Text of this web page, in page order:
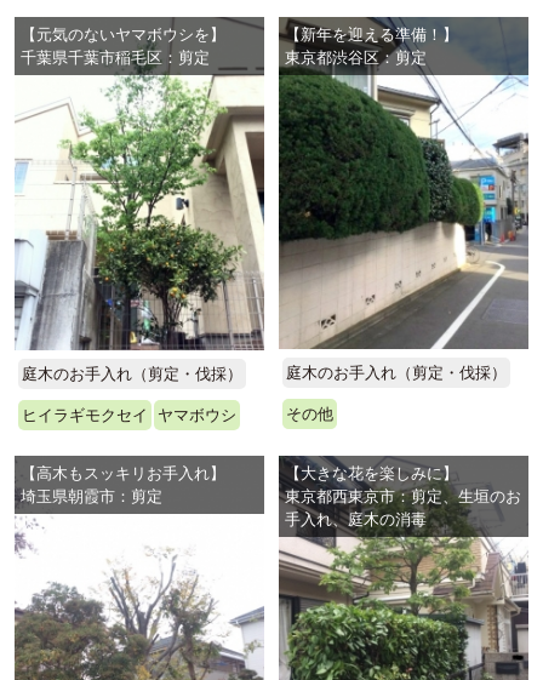
【元気のないヤマボウシを】
千葉県千葉市稲毛区：剪定
庭木のお手入れ（剪定・伐採）
ヒイラギモクセイ ヤマボウシ
【新年を迎える準備！】
東京都渋谷区：剪定
庭木のお手入れ（剪定・伐採）
その他
【高木もスッキリお手入れ】
埼玉県朝霞市：剪定
【大きな花を楽しみに】
東京都西東京市：剪定、生垣のお
手入れ、庭木の消毒